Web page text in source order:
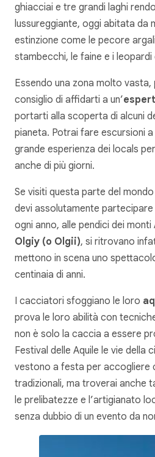
ghiacciai e tre grandi laghi
lussureggiante, oggi abitata da
estinzione come le pecore
stambecchi, le faine e i leopardi
Essendo una zona molto vasta,
consiglio di affidarti a un’
portarti alla scoperta di alcuni
pianeta. Potrai fare escursioni
grande esperienza dei locals per
anche di più giorni.
Se visiti questa parte del mondo
devi assolutamente partecipare
ogni anno, alle pendici dei
Olgiy (o Olgii), si ritrovano
mettono in scena uno
centinaia di anni.
I cacciatori sfoggiano le loro
prova le loro abilità con
non è solo la caccia a essere
Festival delle Aquile le vie della
vestono a festa per accogliere
tradizionali, ma troverai anche
le prelibatezze e l’artigianato
senza dubbio di un evento da